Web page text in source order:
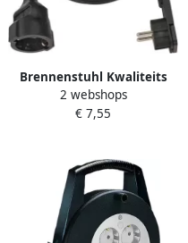
Brennenstuhl Kwaliteits
kunststof verlengsnoer met
platte stekker 3m H05VV-
2 webshops
€ 7,55